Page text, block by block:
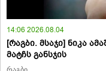
14:06 2026.08.04
[რაგბი. მსაჯი] ნიკა
მატჩს განსჯის